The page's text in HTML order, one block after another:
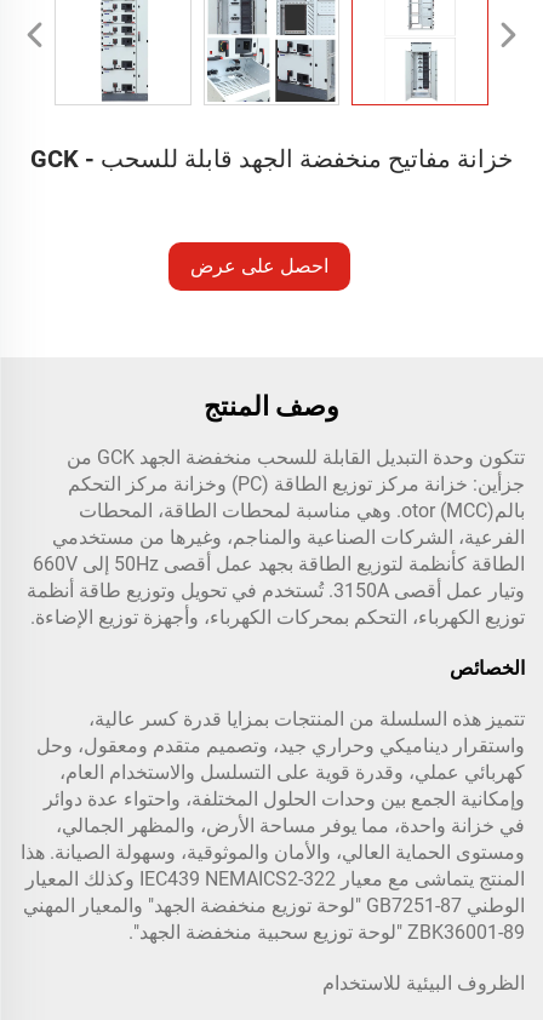
خزانة مفاتيح منخفضة الجهد قابلة للسحب - GCK
احصل على عرض
وصف المنتج
تتكون وحدة التبديل القابلة للسحب منخفضة الجهد GCK من
جزأين: خزانة مركز توزيع الطاقة (PC) وخزانة مركز التحكم
بالمotor (MCC). وهي مناسبة لمحطات الطاقة، المحطات
الفرعية، الشركات الصناعية والمناجم، وغيرها من مستخدمي
الطاقة كأنظمة لتوزيع الطاقة بجهد عمل أقصى 50Hz إلى 660V
وتيار عمل أقصى 3150A. تُستخدم في تحويل وتوزيع طاقة أنظمة
توزيع الكهرباء، التحكم بمحركات الكهرباء، وأجهزة توزيع الإضاءة.
الخصائص
تتميز هذه السلسلة من المنتجات بمزايا قدرة كسر عالية،
واستقرار ديناميكي وحراري جيد، وتصميم متقدم ومعقول، وحل
كهربائي عملي، وقدرة قوية على التسلسل والاستخدام العام،
وإمكانية الجمع بين وحدات الحلول المختلفة، واحتواء عدة دوائر
في خزانة واحدة، مما يوفر مساحة الأرض، والمظهر الجمالي،
ومستوى الحماية العالي، والأمان والموثوقية، وسهولة الصيانة. هذا
المنتج يتماشى مع معيار IEC439 NEMAICS2-322 وكذلك المعيار
الوطني GB7251-87 "لوحة توزيع منخفضة الجهد" والمعيار المهني
ZBK36001-89 "لوحة توزيع سحبية منخفضة الجهد".
الظروف البيئية للاستخدام